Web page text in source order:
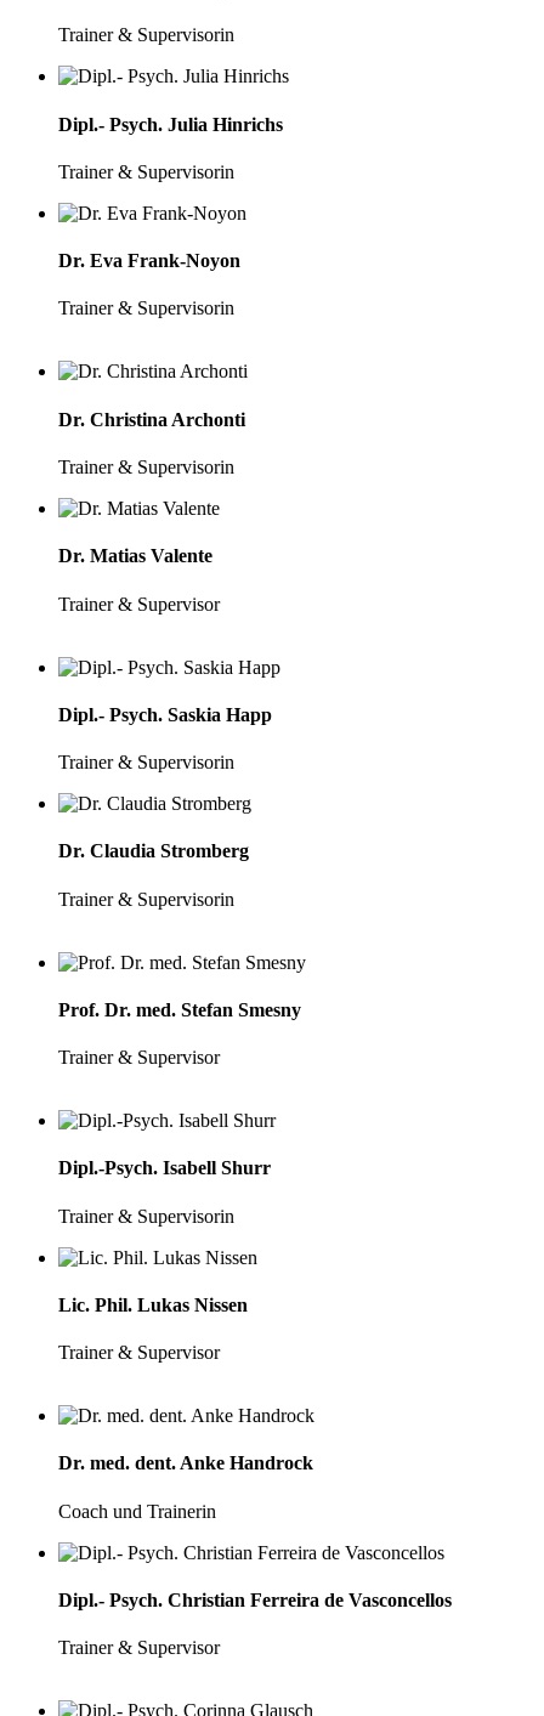
Trainer & Supervisorin
Dipl.- Psych. Julia Hinrichs
Trainer & Supervisorin
Dr. Eva Frank-Noyon
Trainer & Supervisorin
Dr. Christina Archonti
Trainer & Supervisorin
Dr. Matias Valente
Trainer & Supervisor
Dipl.- Psych. Saskia Happ
Trainer & Supervisorin
Dr. Claudia Stromberg
Trainer & Supervisorin
Prof. Dr. med. Stefan Smesny
Trainer & Supervisor
Dipl.-Psych. Isabell Shurr
Trainer & Supervisorin
Lic. Phil. Lukas Nissen
Trainer & Supervisor
Dr. med. dent. Anke Handrock
Coach und Trainerin
Dipl.- Psych. Christian Ferreira de Vasconcellos
Trainer & Supervisor